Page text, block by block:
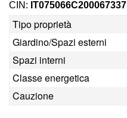
CIN: IT075066C200067337
Tipo proprietà
Giardino/Spazi esterni
Spazi interni
Classe energetica
Cauzione